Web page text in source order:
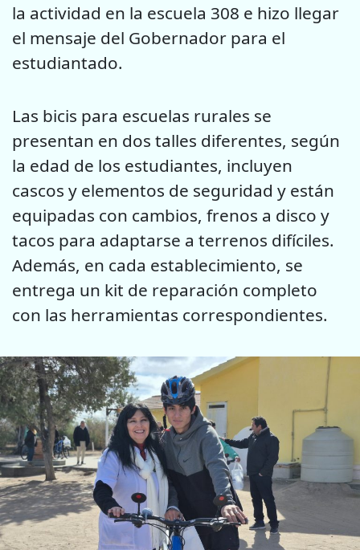
la actividad en la escuela 308 e hizo llegar
el mensaje del Gobernador para el
estudiantado.
Las bicis para escuelas rurales se
presentan en dos talles diferentes, según
la edad de los estudiantes, incluyen
cascos y elementos de seguridad y están
equipadas con cambios, frenos a disco y
tacos para adaptarse a terrenos difíciles.
Además, en cada establecimiento, se
entrega un kit de reparación completo
con las herramientas correspondientes.